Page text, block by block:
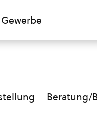
Gewerbe
Beratung/